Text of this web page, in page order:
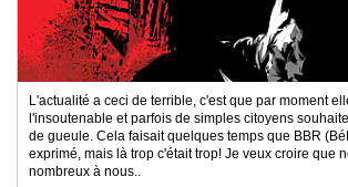
L'actualité a ceci de terrible, c'est que par moment
l'insoutenable et parfois de simples citoyens
de gueule. Cela faisait quelques temps que BBR
exprimé, mais là trop c'était trop! Je veux croire que
nombreux à nous..